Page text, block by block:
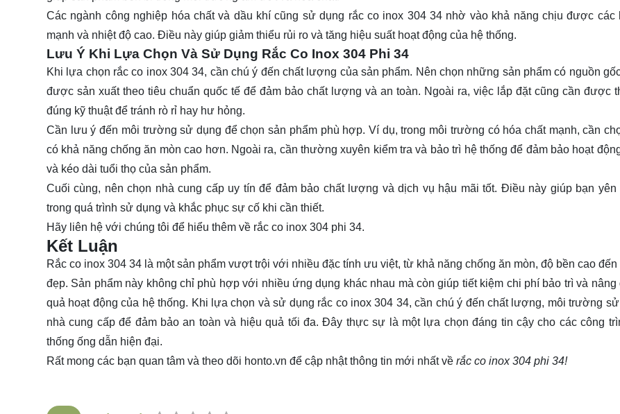
Các ngành công nghiệp hóa chất và dầu khí cũng sử dụng rắc co inox 304 34 nhờ vào khả năng chịu được các
mạnh và nhiệt độ cao. Điều này giúp giảm thiểu rủi ro và tăng hiệu suất hoạt động của hệ thống.
Lưu Ý Khi Lựa Chọn Và Sử Dụng Rắc Co Inox 304 Phi 34
Khi lựa chọn rắc co inox 304 34, cần chú ý đến chất lượng của sản phẩm. Nên chọn những sản phẩm có nguồn
được sản xuất theo tiêu chuẩn quốc tế để đảm bảo chất lượng và an toàn. Ngoài ra, việc lắp đặt cũng cần được
đúng kỹ thuật để tránh rò rỉ hay hư hỏng.
Cần lưu ý đến môi trường sử dụng để chọn sản phẩm phù hợp. Ví dụ, trong môi trường có hóa chất mạnh, cần
có khả năng chống ăn mòn cao hơn. Ngoài ra, cần thường xuyên kiểm tra và bảo trì hệ thống để đảm bảo hoạt
và kéo dài tuổi thọ của sản phẩm.
Cuối cùng, nên chọn nhà cung cấp uy tín để đảm bảo chất lượng và dịch vụ hậu mãi tốt. Điều này giúp bạn yên
trong quá trình sử dụng và khắc phục sự cố khi cần thiết.
Hãy liên hệ với chúng tôi để hiểu thêm về rắc co inox 304 phi 34.
Kết Luận
Rắc co inox 304 34 là một sản phẩm vượt trội với nhiều đặc tính ưu việt, từ khả năng chống ăn mòn, độ bền cao đến
đẹp. Sản phẩm này không chỉ phù hợp với nhiều ứng dụng khác nhau mà còn giúp tiết kiệm chi phí bảo trì và nâng
quả hoạt động của hệ thống. Khi lựa chọn và sử dụng rắc co inox 304 34, cần chú ý đến chất lượng, môi trường
nhà cung cấp để đảm bảo an toàn và hiệu quả tối đa. Đây thực sự là một lựa chọn đáng tin cậy cho các công
thống ống dẫn hiện đại.
Rất mong các bạn quan tâm và theo dõi honto.vn để cập nhật thông tin mới nhất về rắc co inox 304 phi 34!